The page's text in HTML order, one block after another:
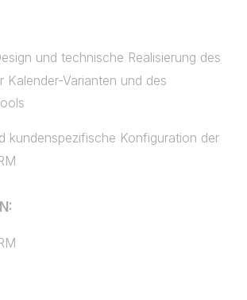
und technische Realisierung des
Kalender-Varianten und des
kundenspezifische Konfiguration der